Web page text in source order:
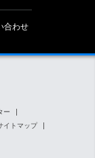
合わせ
ー
イトマップ